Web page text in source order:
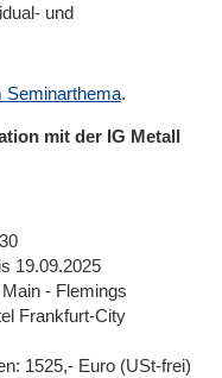
und
Seminarthema.
mit der IG Metall
19.09.2025
- Flemings
Frankfurt-City
1525,- Euro (USt-frei)